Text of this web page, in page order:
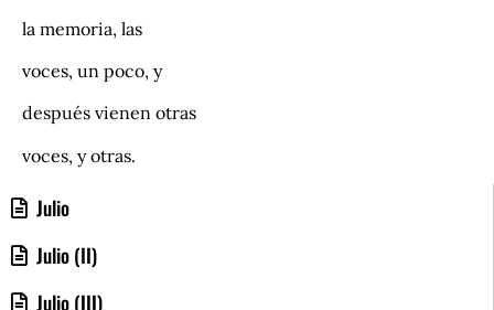
Julio
Julio (II)
Julio (III)
la memoria, las
voces, un poco, y
después vienen otras
voces, y otras.